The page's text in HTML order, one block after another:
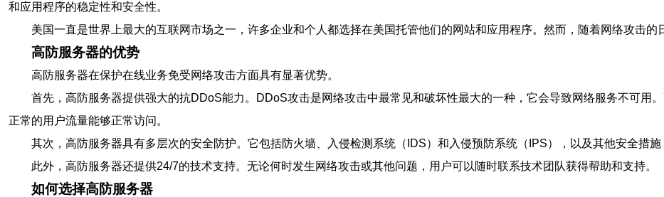
和应用程序的稳定性和安全性。
美国一直是世界上最大的互联网市场之一，许多企业和个人都选择在美国托管他们的网站和应用程序。然而，随着网络攻击的
高防服务器的优势
高防服务器在保护在线业务免受网络攻击方面具有显著优势。
首先，高防服务器提供强大的抗DDoS能力。DDoS攻击是网络攻击中最常见和破坏性最大的一种，它会导致网络服务不可用
正常的用户流量能够正常访问。
其次，高防服务器具有多层次的安全防护。它包括防火墙、入侵检测系统（IDS）和入侵预防系统（IPS），以及其他安全措
此外，高防服务器还提供24/7的技术支持。无论何时发生网络攻击或其他问题，用户可以随时联系技术团队获得帮助和支持。
如何选择高防服务器